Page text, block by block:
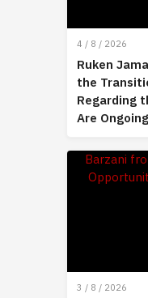
4 / 8 / 2026
Ruken
the
Regarding
Are Ongoing
3 / 8 / 2026